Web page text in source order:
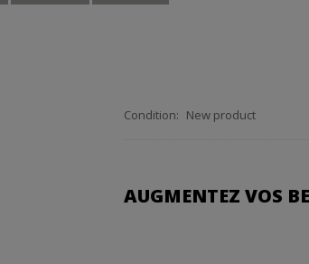
Condition: New product
AUGMENTEZ VOS